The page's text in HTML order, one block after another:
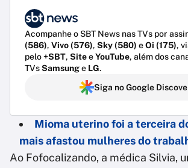
Acompanhe o SBT News nas TVs por
(586), Vivo (576), Sky (580) eOi (175),
pelo+SBT, SiteeYouTube, além dos
TVsSamsunge LG.
Siga no Google
Mioma uterino foi a terceira
mais afastou mulheres do
Ao Fofocalizando, a médica Silvia,